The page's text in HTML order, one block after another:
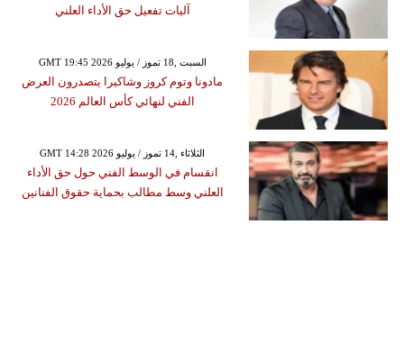
آليات تفعيل حق الأداء العلني
GMT 19:45 2026 السبت ,18 تموز / يوليو
مادونا وتوم كروز وشاكيرا يتصدرون العرض
الفني لنهائي كأس العالم 2026
GMT 14:28 2026 الثلاثاء ,14 تموز / يوليو
انقسام في الوسط الفني حول حق الأداء
العلني وسط مطالب بحماية حقوق الفنانين